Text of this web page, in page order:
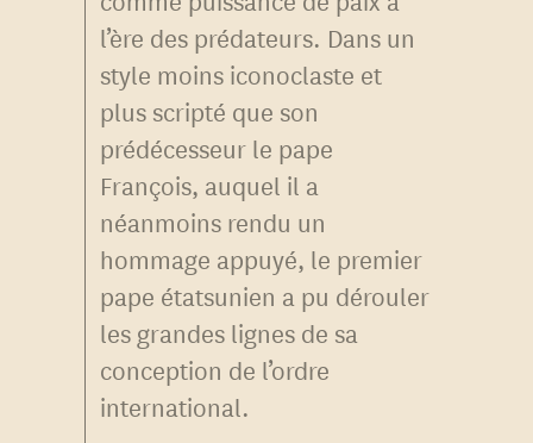
l’ère des prédateurs. Dans un
style moins iconoclaste et
plus scripté que son
prédécesseur le pape
François, auquel il a
néanmoins rendu un
hommage appuyé, le premier
pape étatsunien a pu dérouler
les grandes lignes de sa
conception de l’ordre
international.